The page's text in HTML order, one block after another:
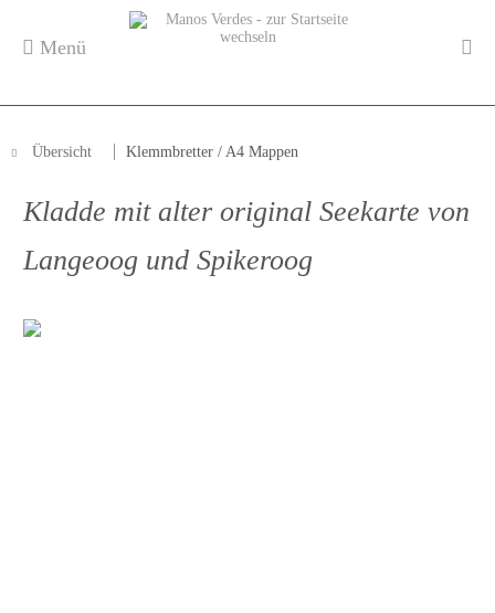
Menü
Übersicht Klemmbretter / A4 Mappen
Kladde mit alter original Seekarte von
Langeoog und Spikeroog